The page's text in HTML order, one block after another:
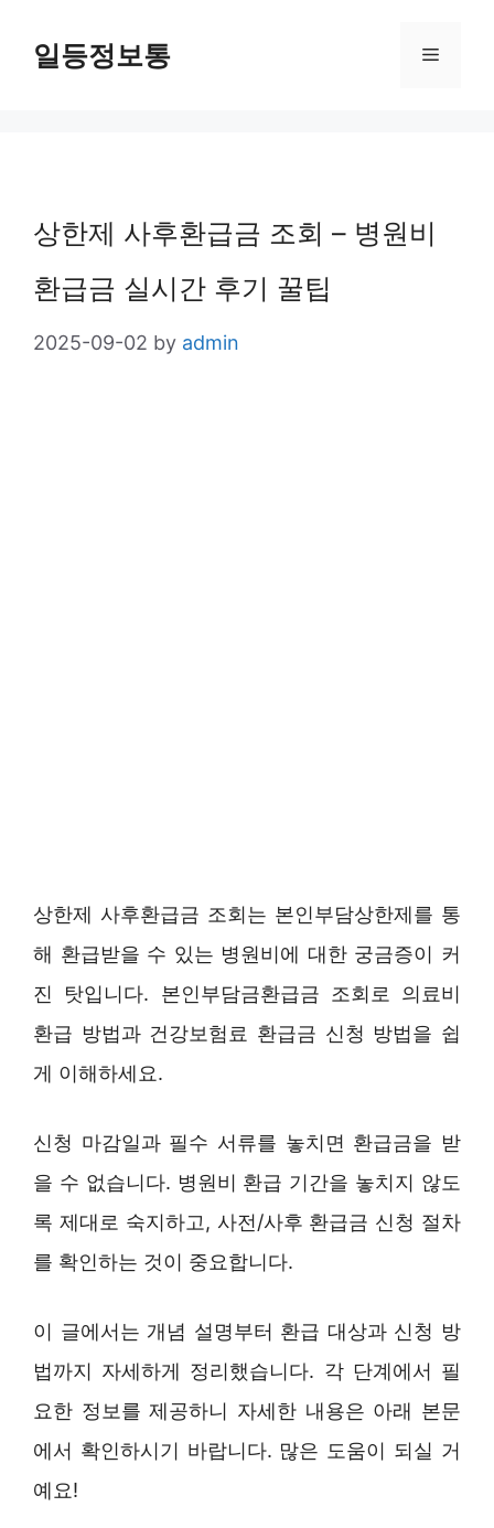
일등정보통 Menu
상한제 사후환급금 조회 – 병원비
환급금 실시간 후기 꿀팁
2025-09-02 by admin
상한제 사후환급금 조회는 본인부담상한제를 통
해 환급받을 수 있는 병원비에 대한 궁금증이 커
진 탓입니다. 본인부담금환급금 조회로 의료비
환급 방법과 건강보험료 환급금 신청 방법을 쉽
게 이해하세요.
신청 마감일과 필수 서류를 놓치면 환급금을 받
을 수 없습니다. 병원비 환급 기간을 놓치지 않도
록 제대로 숙지하고, 사전/사후 환급금 신청 절차
를 확인하는 것이 중요합니다.
이 글에서는 개념 설명부터 환급 대상과 신청 방
법까지 자세하게 정리했습니다. 각 단계에서 필
요한 정보를 제공하니 자세한 내용은 아래 본문
에서 확인하시기 바랍니다. 많은 도움이 되실 거
예요!